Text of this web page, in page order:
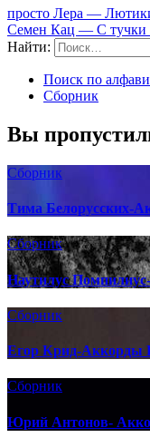
просто Лера —
Семен Кац — С тучки
Найти:
Поиск по
Сборник
Вы
Сборник
Тима Белорусских-
Сборник
Наутилус
Сборник
Егор Крид-Аккорды
Сборник
Юрий Антонов-